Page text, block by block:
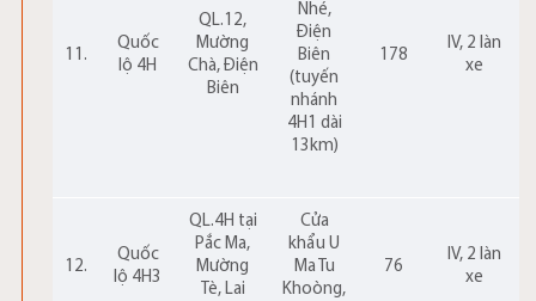
11.
Quốc
lộ 4H
QL.12,
Mường
Chà, Điện
Biên
Nhé,
Điện
Biên
(tuyến
nhánh
4H1 dài
13km)
178
IV, 2 làn
xe
12.
Quốc
lộ 4H3
QL.4H tại
Pắc Ma,
Mường
Tè, Lai
Cửa
khẩu U
Ma Tu
Khoòng,
76
IV, 2 làn
xe